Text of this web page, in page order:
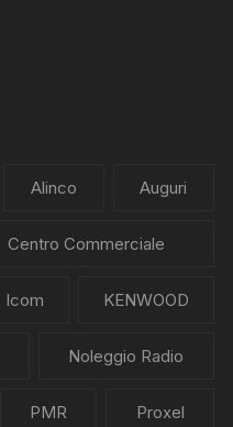
Alinco Auguri
Centro Commerciale
Icom KENWOOD
Noleggio Radio
PMR Proxel